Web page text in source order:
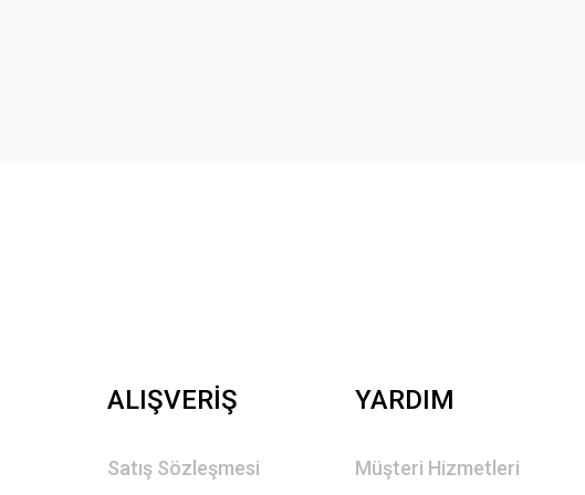
ALIŞVERİŞ
Satış Sözleşmesi
YARDIM
Müşteri Hizmetleri